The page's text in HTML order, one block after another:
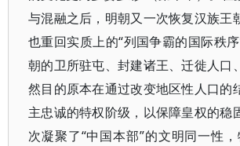
与混融之后，明朝又一次恢复汉族王
也重回实质上的“列国争霸的国际秩
朝的卫所驻屯、封建诸王、迁徙人口
然目的原本在通过改变地区性人口的
主忠诚的特权阶级，以保障皇权的稳
次凝聚了“中国本部”的文明同一性